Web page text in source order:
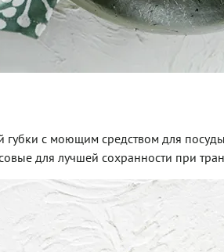
с моющим средством для
для лучшей сохранности при